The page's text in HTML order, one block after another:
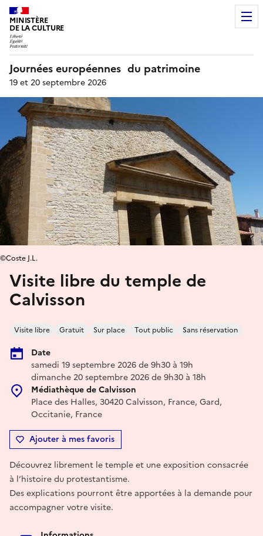
MINISTÈRE
DE LA CULTURE
Journées européennes du patrimoine
19 et 20 septembre 2026
Visite libre du temple de
Calvisson
Visite libre Gratuit Sur place Tout public Sans réservation
Date
samedi 19 septembre 2026 de 9h30 à 19h
dimanche 20 septembre 2026 de 9h30 à 18h
Médiathèque de Calvisson
Place des Halles, 30420 Calvisson, France, Gard,
Occitanie, France
Ajouter à mes favoris
©Coste J.L.
Découvrez librement le temple et une exposition consacrée
à l’histoire du protestantisme.
Des explications pourront être apportées à la demande pour
accompagner votre visite.